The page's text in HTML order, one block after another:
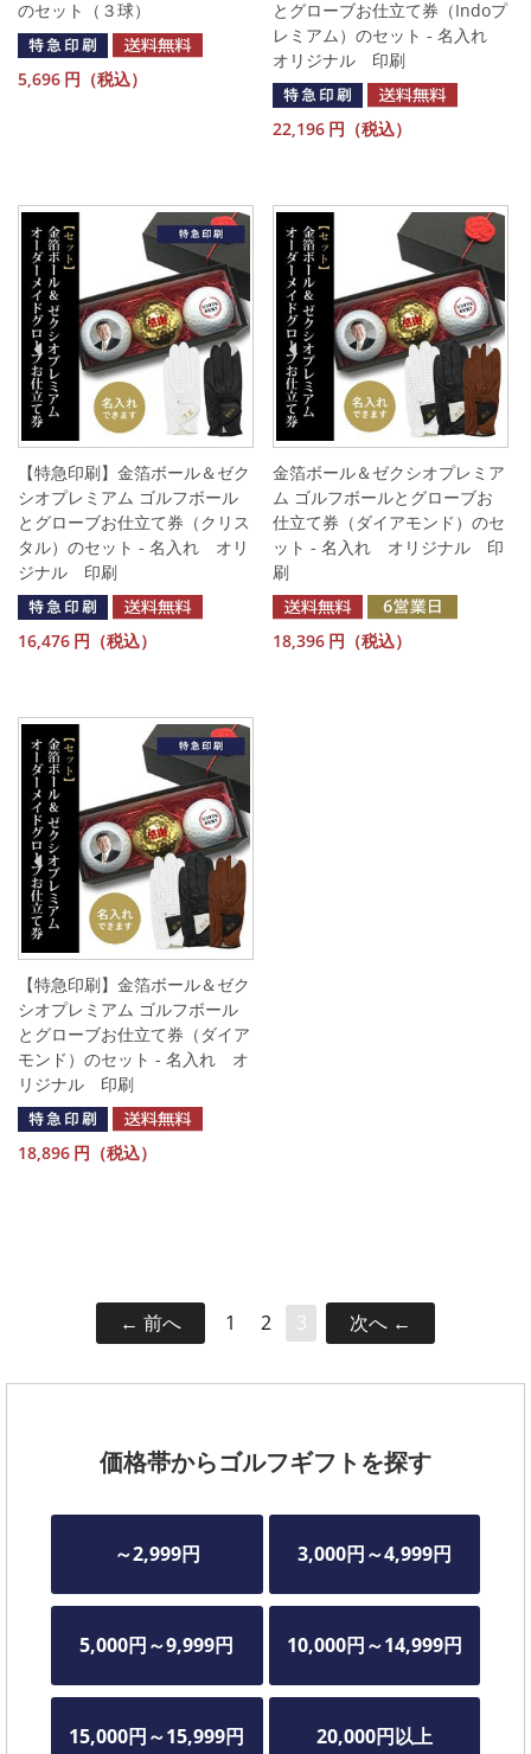
のセット（３球）
5,696 円（税込）
とグローブお仕立て券（Indoプ
レミアム）のセット - 名入れ
オリジナル 印刷
22,196 円（税込）
【特急印刷】金箔ボール＆ゼク
シオプレミアム ゴルフボール
とグローブお仕立て券（クリス
タル）のセット - 名入れ オリ
ジナル 印刷
16,476 円（税込）
金箔ボール＆ゼクシオプレミア
ム ゴルフボールとグローブお
仕立て券（ダイアモンド）のセ
ット - 名入れ オリジナル 印
刷
18,396 円（税込）
【特急印刷】金箔ボール＆ゼク
シオプレミアム ゴルフボール
とグローブお仕立て券（ダイア
モンド）のセット - 名入れ オ
リジナル 印刷
18,896 円（税込）
前へ 1 2 3 次へ
価格帯からゴルフギフトを探す
～2,999円 3,000円～4,999円
5,000円～9,999円 10,000円～14,999円
15,000円～15,999円 20,000円以上